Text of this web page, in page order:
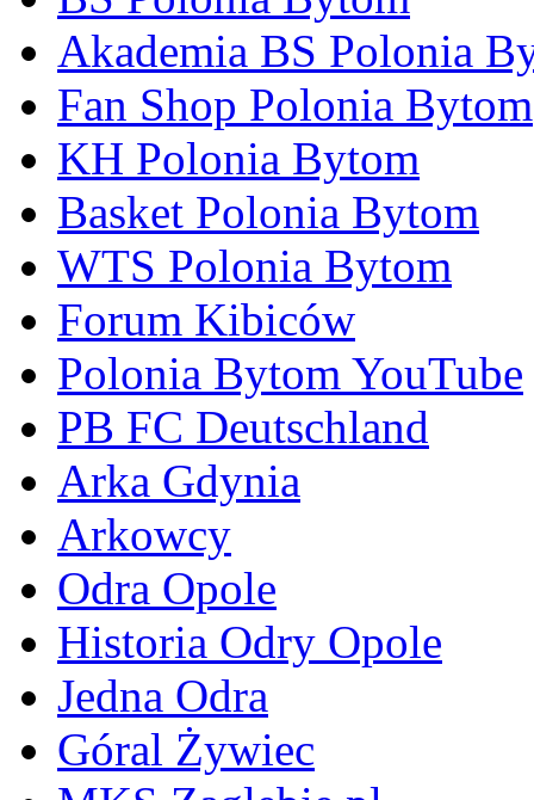
Akademia BS Polonia
Fan Shop Polonia Bytom
KH Polonia Bytom
Basket Polonia Bytom
WTS Polonia Bytom
Forum Kibiców
Polonia Bytom YouTube
PB FC Deutschland
Arka Gdynia
Arkowcy
Odra Opole
Historia Odry Opole
Jedna Odra
Góral Żywiec